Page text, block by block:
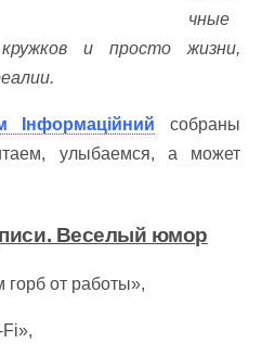
чные
и просто жизни,
Інформаційний собраны
улыбаемся, а может
Веселый юмор
горб от работы»,